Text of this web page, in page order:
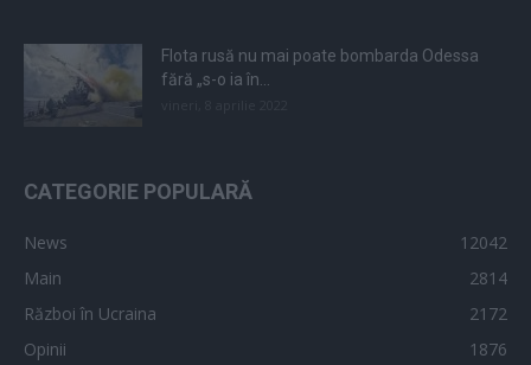
Flota rusă nu mai poate bombarda Odessa
fără „s-o ia în...
CATEGORIE POPULARĂ
News
12042
Main
2814
Război în Ucraina
2172
Opinii
1876